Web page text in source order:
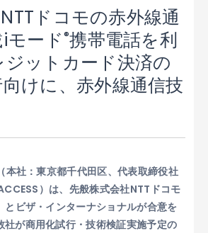
ドコモの赤外線通
モード®携帯電話を利
ットカード決済の
けに、赤外線通信技
本社：東京都千代田区、代表取締役社
）は、先般株式会社NTTドコモ
とビザ・インターナショナルが合意を
社が商用化試行・技術検証実施予定の